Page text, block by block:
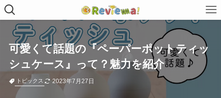
可愛くて話題の『ペーパーポットティッ
シュケース』って？魅力を紹介
トピックス 2023年7月27日